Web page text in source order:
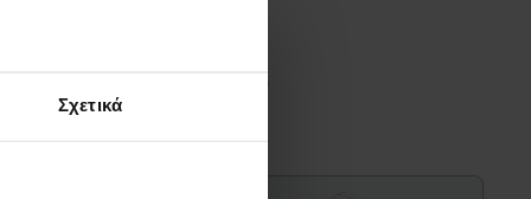
Σχετικά